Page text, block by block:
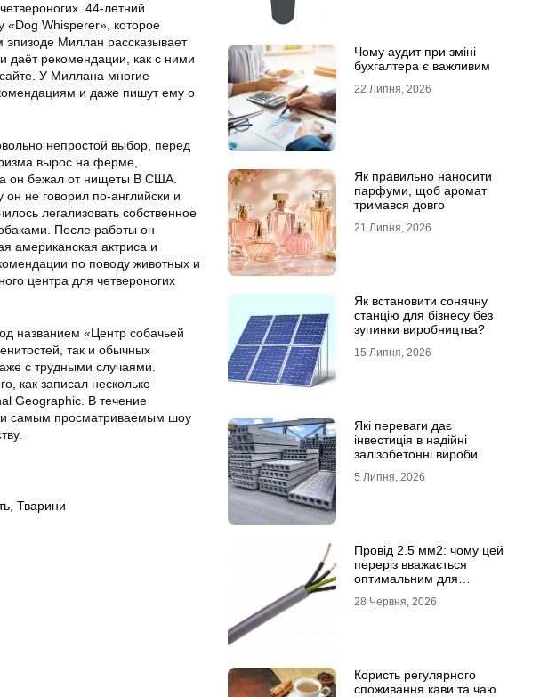
44-летний
Whisperer», которое
Миллан рассказывает
даёт рекомендации, как с ними
У Миллана многие
и даже пишут ему о
непростой выбор, перед
вырос на ферме,
он бежал от нищеты В США.
не говорил по-английски и
легализовать собственное
После работы он
американская актриса и
по поводу животных и
центра для четвероногих
названием «Центр собачьей
так и обычных
с трудными случаями.
как записал несколько
Geographic. В течение
и самым просматриваемым шоу
Тварини
Чому аудит при зміні
бухгалтера є важливим
22 Липня, 2026
Як правильно наносити
парфуми, щоб аромат
тримався довго
21 Липня, 2026
Як встановити сонячну
станцію для бізнесу без
зупинки виробництва?
15 Липня, 2026
Які переваги дає
інвестиція в надійні
залізобетонні вироби
5 Липня, 2026
Провід 2.5 мм2: чому цей
переріз вважається
оптимальним для
28 Червня, 2026
Користь регулярного
споживання кави та чаю